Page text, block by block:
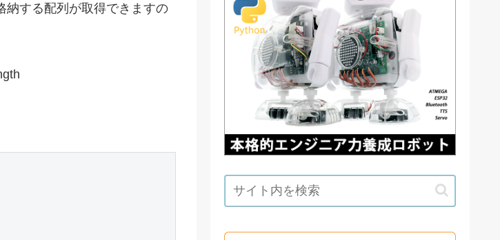
納する配列が取得できますの